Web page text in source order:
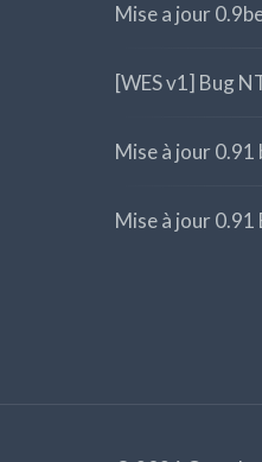
Mise a jour
[WES v1] Bug
Mise à jour 0.91
Mise à jour